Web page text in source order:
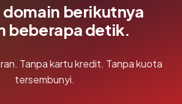
domain berikutnya
beberapa detik.
Tanpa kartu kredit. Tanpa kuota
tersembunyi.